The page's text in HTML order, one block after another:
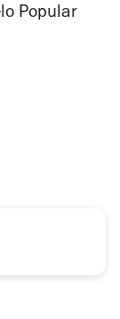
Popular